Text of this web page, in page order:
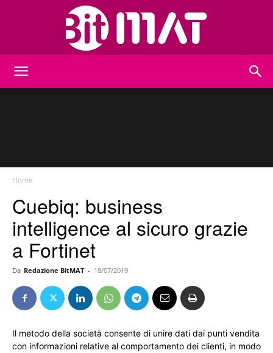
Home
Cuebiq: business
intelligence al sicuro grazie
a Fortinet
Da Redazione BitMAT - 18/07/2019
Il metodo della società consente di unire dati dai punti vendita
con informazioni relative al comportamento dei clienti, in modo